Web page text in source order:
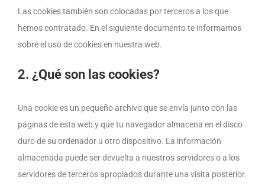
Las cookies también son colocadas por terceros a los que
hemos contratado. En el siguiente documento te informamos
sobre el uso de cookies en nuestra web.
2. ¿Qué son las cookies?
Una cookie es un pequeño archivo que se envía junto con las
páginas de esta web y que tu navegador almacena en el disco
duro de su ordenador u otro dispositivo. La información
almacenada puede ser devuelta a nuestros servidores o a los
servidores de terceros apropiados durante una visita posterior.